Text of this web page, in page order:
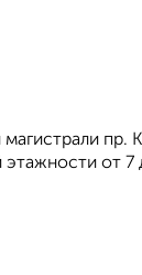
пр.
от 7